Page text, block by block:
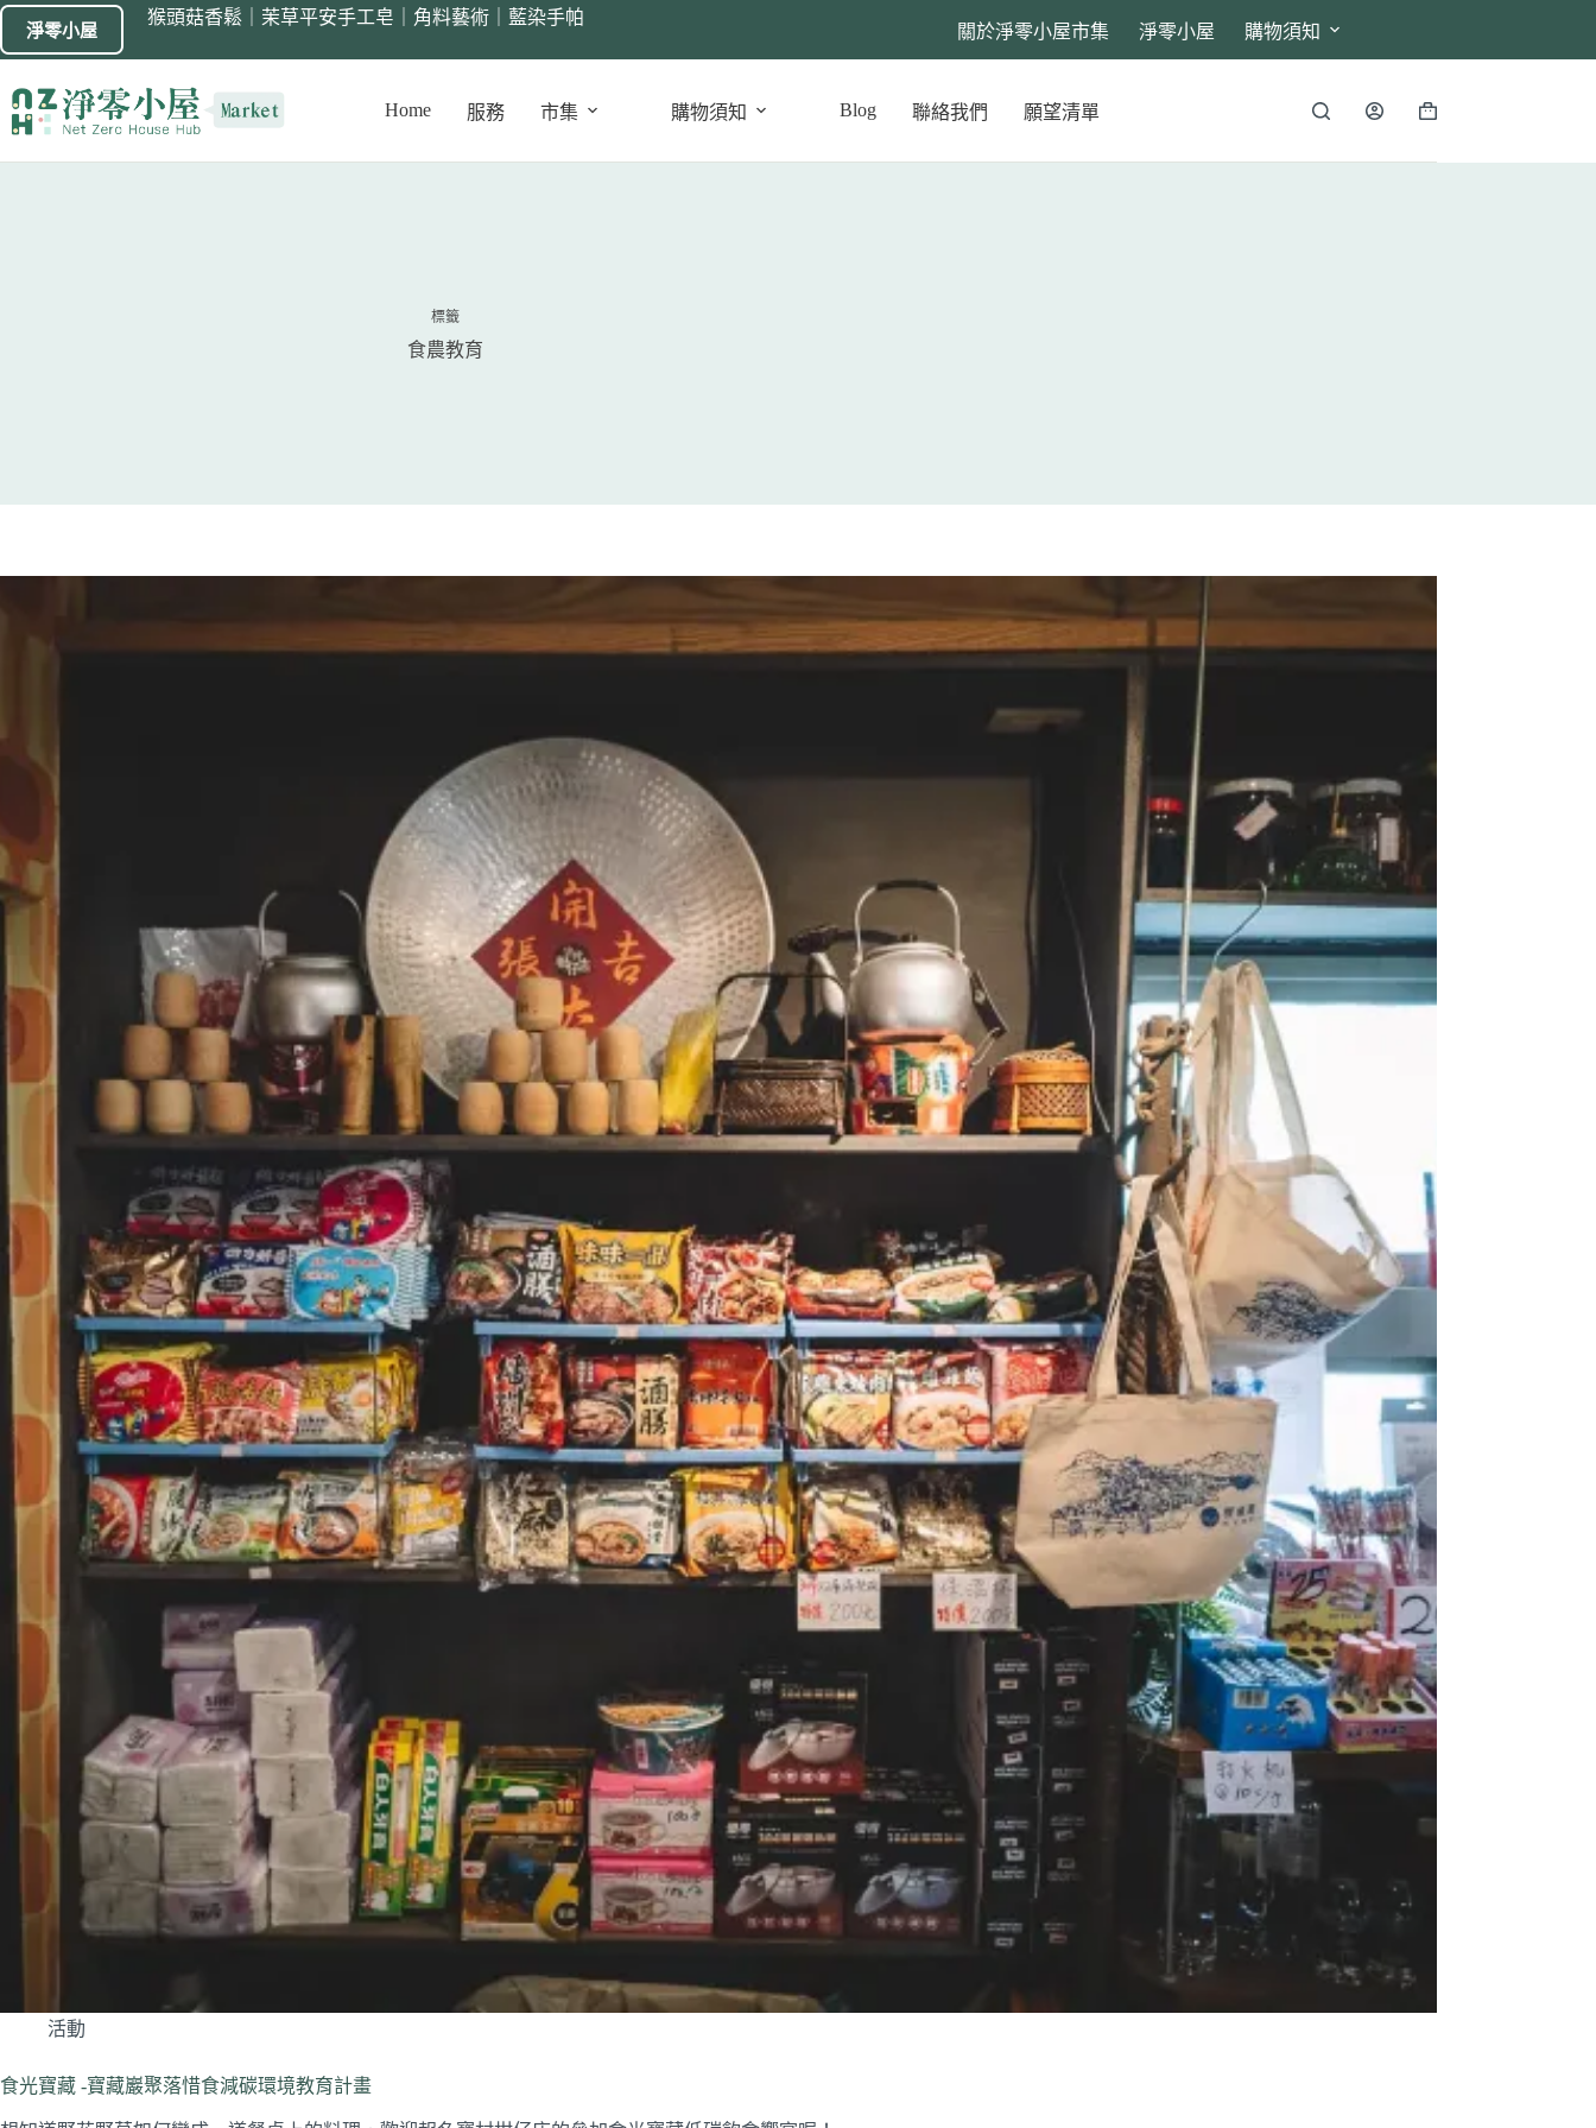
淨零小屋
猴頭菇香鬆 茉草平安手工皂 角料藝術 藍染手帕
關於淨零小屋市集 淨零小屋 購物須知
Home 服務 市集 購物須知 Blog 聯絡我們 願望清單
標籤
食農教育
活動
食光寶藏 -寶藏巖聚落惜食減碳環境教育計畫